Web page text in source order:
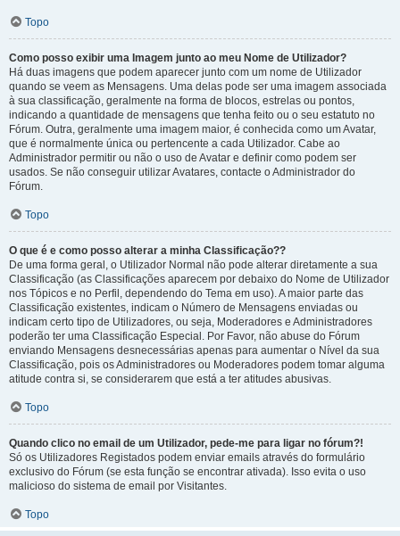
Topo
Como posso exibir uma Imagem junto ao meu Nome de Utilizador?
Há duas imagens que podem aparecer junto com um nome de Utilizador
quando se veem as Mensagens. Uma delas pode ser uma imagem associada
à sua classificação, geralmente na forma de blocos, estrelas ou pontos,
indicando a quantidade de mensagens que tenha feito ou o seu estatuto no
Fórum. Outra, geralmente uma imagem maior, é conhecida como um Avatar,
que é normalmente única ou pertencente a cada Utilizador. Cabe ao
Administrador permitir ou não o uso de Avatar e definir como podem ser
usados. Se não conseguir utilizar Avatares, contacte o Administrador do
Fórum.
Topo
O que é e como posso alterar a minha Classificação??
De uma forma geral, o Utilizador Normal não pode alterar diretamente a sua
Classificação (as Classificações aparecem por debaixo do Nome de Utilizador
nos Tópicos e no Perfil, dependendo do Tema em uso). A maior parte das
Classificação existentes, indicam o Número de Mensagens enviadas ou
indicam certo tipo de Utilizadores, ou seja, Moderadores e Administradores
poderão ter uma Classificação Especial. Por Favor, não abuse do Fórum
enviando Mensagens desnecessárias apenas para aumentar o Nível da sua
Classificação, pois os Administradores ou Moderadores podem tomar alguma
atitude contra si, se considerarem que está a ter atitudes abusivas.
Topo
Quando clico no email de um Utilizador, pede-me para ligar no fórum?!
Só os Utilizadores Registados podem enviar emails através do formulário
exclusivo do Fórum (se esta função se encontrar ativada). Isso evita o uso
malicioso do sistema de email por Visitantes.
Topo